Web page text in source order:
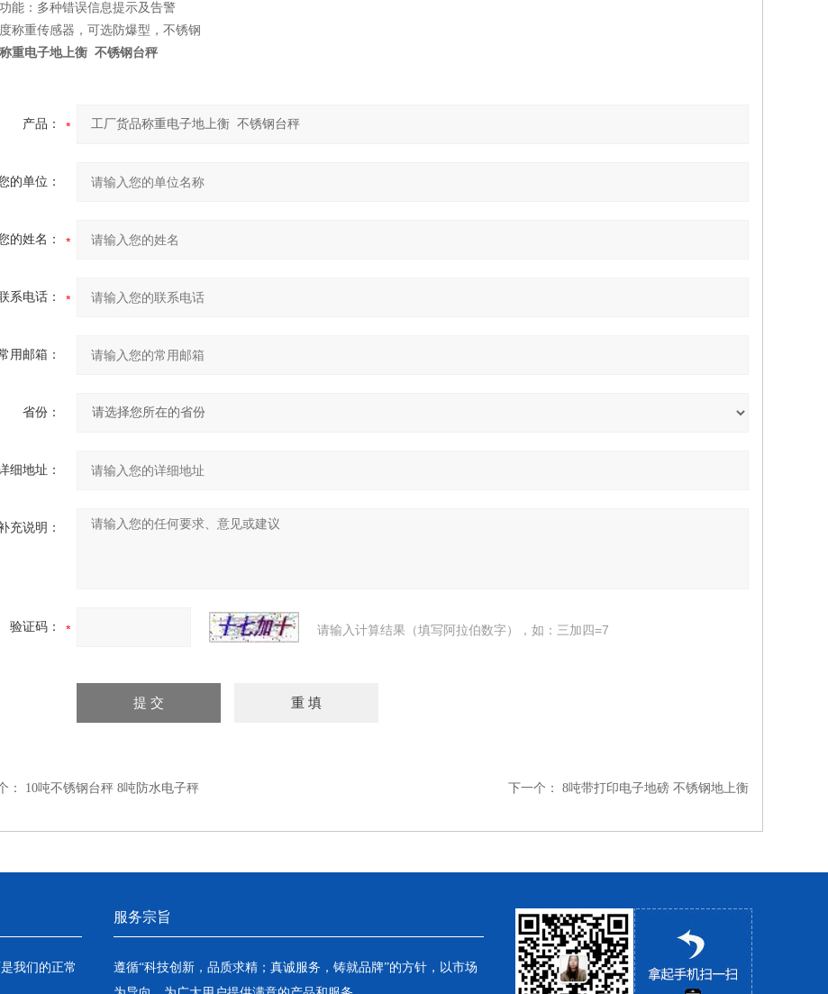
能：多种错误信息提示及告警
称重传感器，可选防爆型，不锈钢
重电子地上衡 不锈钢台秤
产品：
的单位：
的姓名：
系电话：
用邮箱：
省份：
细地址：
充说明：
验证码： 请输入计算结果（填写阿拉伯数字），如：三加四=7
： 10吨不锈钢台秤 8吨防水电子秤 下一个： 8吨带打印电子地磅 不锈钢地上衡
我们的正常
服务宗旨
遵循“科技创新，品质求精；真诚服务，铸就品牌”的方针，以市场